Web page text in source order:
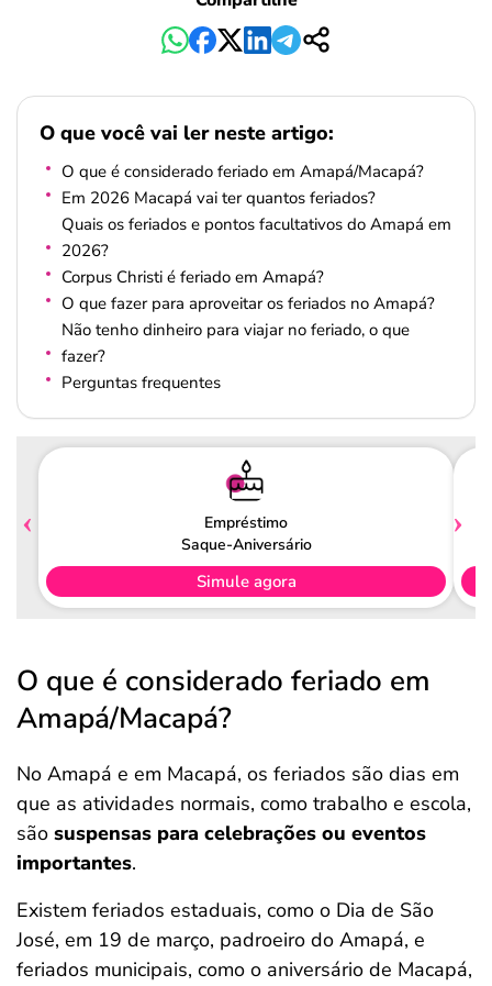
O que você vai ler neste artigo:
O que é considerado feriado em Amapá/Macapá?
Em 2026 Macapá vai ter quantos feriados?
Quais os feriados e pontos facultativos do Amapá em
2026?
Corpus Christi é feriado em Amapá?
​O que fazer para aproveitar os feriados no Amapá?
Não tenho dinheiro para viajar no feriado, o que
fazer?
Perguntas frequentes
Empréstimo
Saque-Aniversário
Simule agora
O que é considerado feriado em
Amapá/Macapá?
No Amapá e em Macapá, os feriados são dias em
que as atividades normais, como trabalho e escola,
são suspensas para celebrações ou eventos
importantes.
Existem feriados estaduais, como o Dia de São
José, em 19 de março, padroeiro do Amapá, e
feriados municipais, como o aniversário de Macapá,